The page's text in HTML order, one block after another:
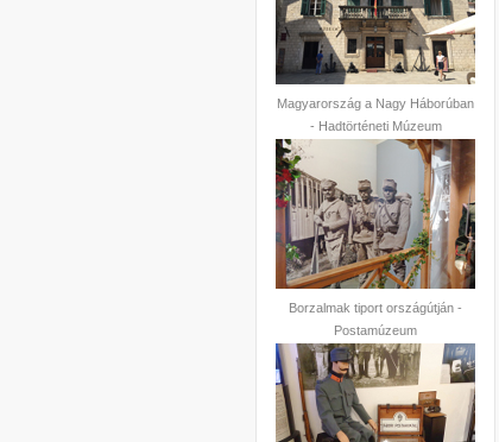
Magyarország a Nagy Háborúban
- Hadtörténeti Múzeum
Borzalmak tiport országútján -
Postamúzeum